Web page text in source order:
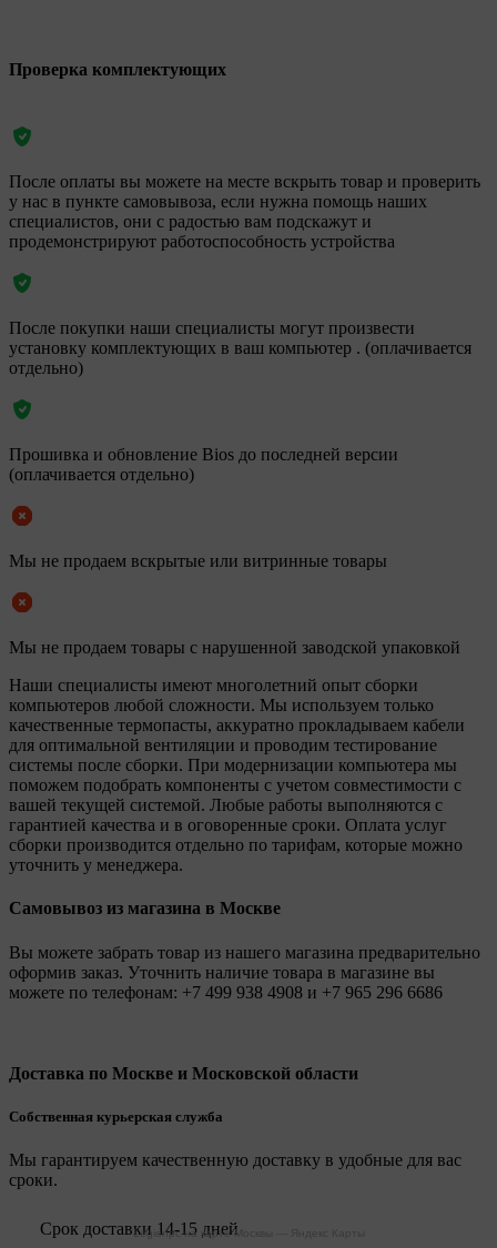
Проверка комплектующих
После оплаты вы можете на месте вскрыть товар и проверить
у нас в пункте самовывоза, если нужна помощь наших
специалистов, они с радостью вам подскажут и
продемонстрируют работоспособность устройства
После покупки наши специалисты могут произвести
установку комплектующих в ваш компьютер . (оплачивается
отдельно)
Прошивка и обновление Bios до последней версии
(оплачивается отдельно)
Мы не продаем вскрытые или витринные товары
Мы не продаем товары с нарушенной заводской упаковкой
Наши специалисты имеют многолетний опыт сборки
компьютеров любой сложности. Мы используем только
качественные термопасты, аккуратно прокладываем кабели
для оптимальной вентиляции и проводим тестирование
системы после сборки. При модернизации компьютера мы
поможем подобрать компоненты с учетом совместимости с
вашей текущей системой. Любые работы выполняются с
гарантией качества и в оговоренные сроки. Оплата услуг
сборки производится отдельно по тарифам, которые можно
уточнить у менеджера.
Самовывоз из магазина в Москве
Вы можете забрать товар из нашего магазина предварительно
оформив заказ. Уточнить наличие товара в магазине вы
можете по телефонам: +7 499 938 4908 и +7 965 296 6686
Доставка по Москве и Московской области
Собственная курьерская служба
Мы гарантируем качественную доставку в удобные для вас
сроки.
Срок доставки 14-15 дней
Legionpc на карте Москвы — Яндекс Карты